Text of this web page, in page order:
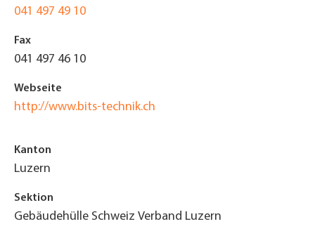
041 497 49 10
Fax
041 497 46 10
Webseite
http://www.bits-technik.ch
Kanton
Luzern
Sektion
Gebäudehülle Schweiz Verband Luzern